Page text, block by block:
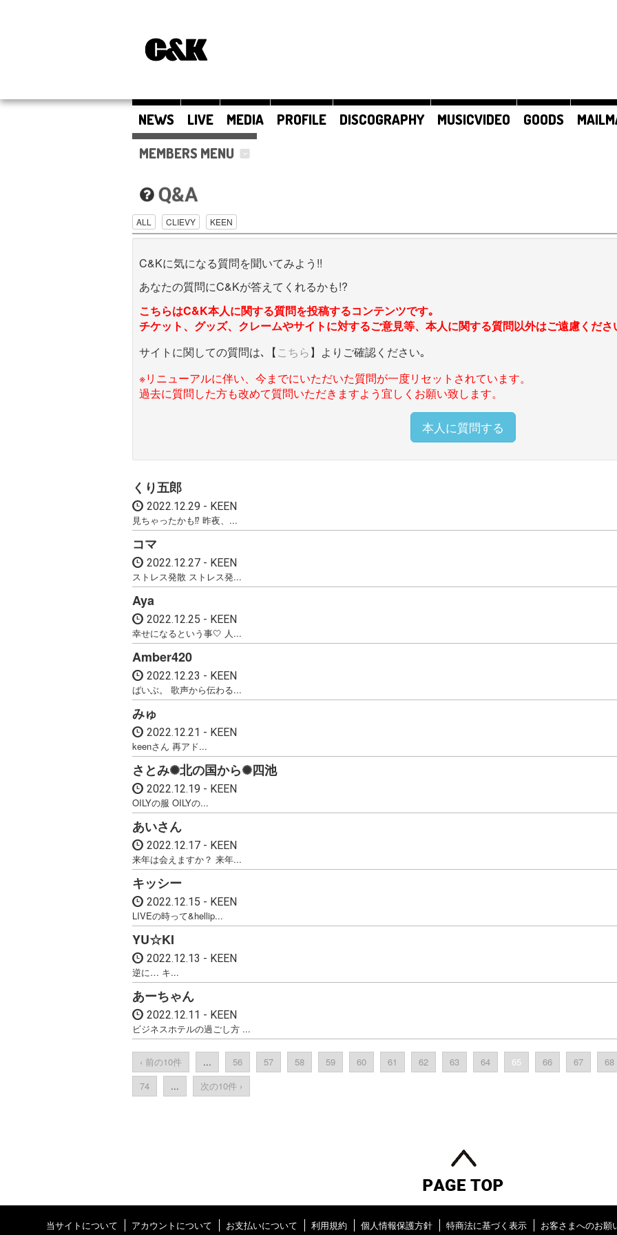
NEWS LIVE MEDIA PROFILE DISCOGRAPHY MUSICVIDEO GOODS
MEMBERS MENU
ALL CLIEVY KEEN
C&Kに気になる質問を聞いてみよう!!
あなたの質問にC&Kが答えてくれるかも!?
こちらはC&K本人に関する質問を投稿するコンテンツです｡
チケット、グッズ、クレームやサイトに対するご意見等、本人に関する質問以外はご遠慮くださ
サイトに関しての質問は､【こちら】よりご確認ください｡
※リニューアルに伴い、今までにいただいた質問が一度リセットされています。
過去に質問した方も改めて質問いただきますよう宜しくお願い致します。
本人に質問する
くり五郎
2022.12.29
KEEN
見ちゃったかも⁉ 昨夜、...
コマ
2022.12.27
KEEN
ストレス発散 ストレス発...
Aya
2022.12.25
KEEN
幸せになるという事🤍 人...
Amber420
2022.12.23
KEEN
ばいぶ。 歌声から伝わる...
みゅ
2022.12.21
KEEN
keenさん 再アド...
さとみ✺北の国から✺四池
2022.12.19
KEEN
OILYの服 OILYの...
あいさん
2022.12.17
KEEN
来年は会えますか？ 来年...
キッシー
2022.12.15
KEEN
LIVEの時って&hellip...
YU☆KI
2022.12.13
KEEN
逆に… キ...
あーちゃん
2022.12.11
KEEN
ビジネスホテルの過ごし方 ...
‹ 前の10件 ... 56 57 58 59 60 61 62 63 64 65 66 67
68
74
... 次の10件 ›
当サイトについて アカウントについて お支払いについて 利用規約 個人情報保護方針 特商法に基づく表示 お客さまへのお願